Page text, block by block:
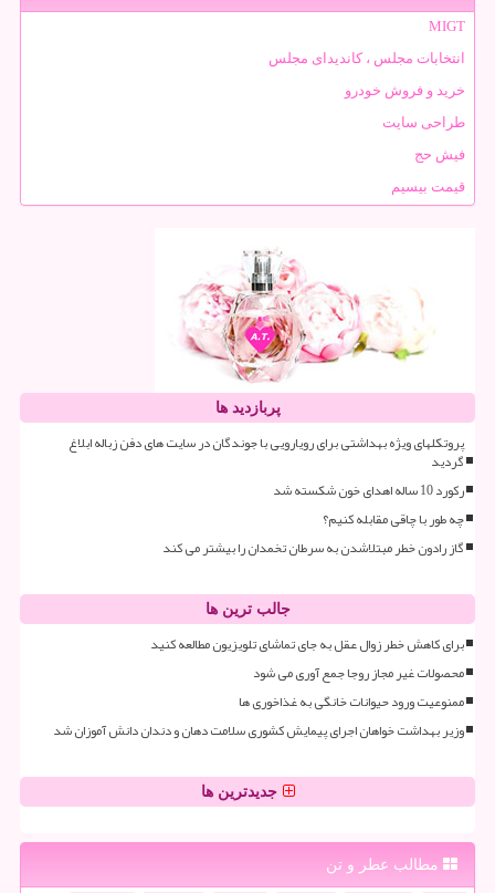
MIGT
انتخابات مجلس ، کاندیدای مجلس
خرید و فروش خودرو
طراحی سایت
فیش حج
قیمت بیسیم
پربازدید ها
پروتکلهای ویژه بهداشتی برای رویارویی با جوندگان در سایت های دفن زباله ابلاغ
گردید
رکورد 10 ساله اهدای خون شکسته شد
چه طور با چاقی مقابله کنیم؟
گاز رادون خطر مبتلاشدن به سرطان تخمدان را بیشتر می کند
جالب ترین ها
برای کاهش خطر زوال عقل به جای تماشای تلویزیون مطالعه کنید
محصولات غیر مجاز روجا جمع آوری می شود
ممنوعیت ورود حیوانات خانگی به غذاخوری ها
وزیر بهداشت خواهان اجرای پیمایش کشوری سلامت دهان و دندان دانش آموزان شد
جدیدترین ها
مطالب عطر و تن